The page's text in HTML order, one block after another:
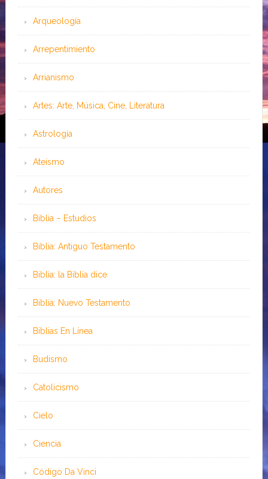
Arqueología
Arrepentimiento
Arrianismo
Artes: Arte, Música, Cine, Literatura
Astrología
Ateísmo
Autores
Biblia – Estudios
Biblia: Antiguo Testamento
Biblia: la Biblia dice
Biblia: Nuevo Testamento
Bíblias En Línea
Budismo
Catolicismo
Cielo
Ciencia
Código Da Vinci